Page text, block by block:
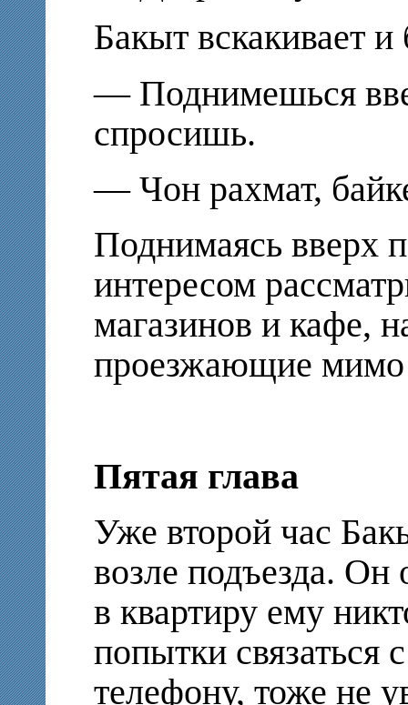
Бакыт вскакивает
— Поднимешься
спросишь.
— Чон рахмат,
Поднимаясь вверх
интересом
магазинов и кафе,
проезжающие мимо
Пятая глава
Уже второй час
возле подъезда. Он
в квартиру ему
попытки связаться
телефону, тоже не